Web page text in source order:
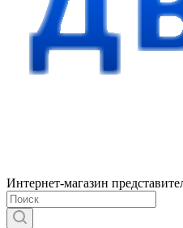
Интернет-магазин